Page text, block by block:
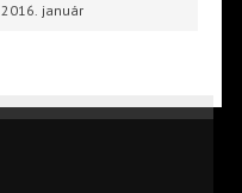
2016. január